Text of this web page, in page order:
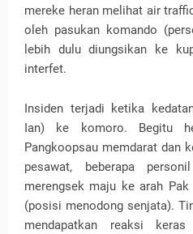
mereke heran melihat air
oleh pasukan komando
lebih dulu diungsikan ke
interfet.
Insiden terjadi ketika
Ian) ke komoro. Begitu
Pangkoopsau memdarat dan
pesawat, beberapa
merengsek maju ke arah
(posisi menodong senjata).
mendapatkan reaksi